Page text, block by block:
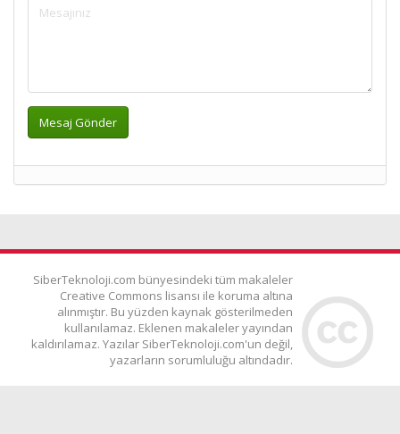
SiberTeknoloji.com bünyesindeki tüm makaleler
Creative Commons lisansı ile koruma altına
alınmıştır. Bu yüzden kaynak gösterilmeden
kullanılamaz. Eklenen makaleler yayından
kaldırılamaz. Yazılar SiberTeknoloji.com'un değil,
yazarların sorumluluğu altındadır.